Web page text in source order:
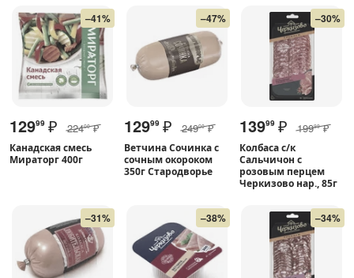
–41%
12999 ₽ 22400 ₽
Канадская смесь
Мираторг 400г
–47%
12999 ₽ 24900 ₽
Ветчина Сочинка с
сочным окороком
350г Стародворье
–30%
13999 ₽ 19999 ₽
Колбаса с/к
Сальчичон с
розовым перцем
Черкизово нар., 85г
–31% –38% –34%